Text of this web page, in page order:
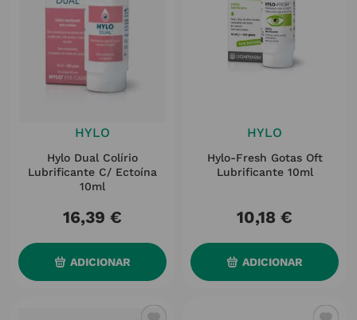
HYLO
Hylo Dual Colírio
Lubrificante C/ Ectoína
10ml
16,39 €
ADICIONAR
HYLO
Hylo-Fresh Gotas Oft
Lubrificante 10ml
10,18 €
ADICIONAR